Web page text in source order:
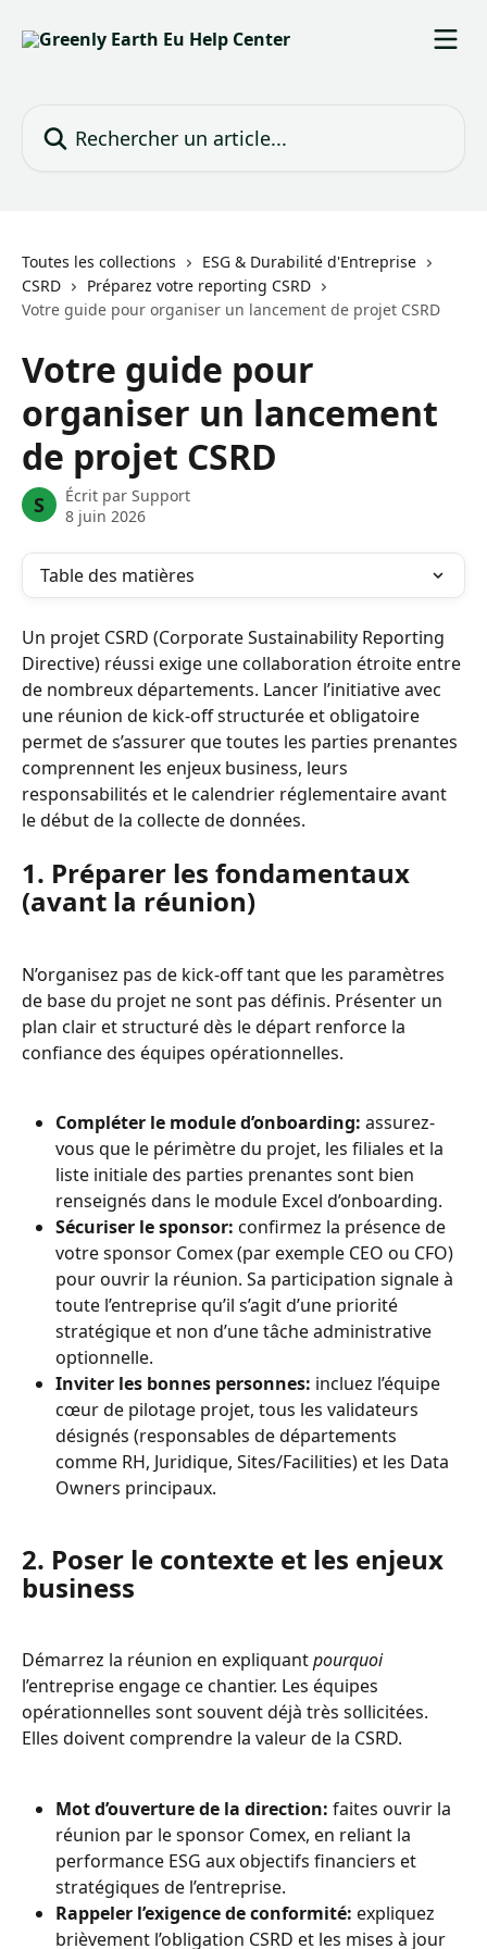
Toutes les collections
ESG & Durabilité d'Entreprise
CSRD
Préparez votre reporting CSRD
Votre guide pour organiser un lancement de projet CSRD
Votre guide pour
organiser un lancement
de projet CSRD
S Écrit par Support
8 juin 2026
Table des matières
Un projet CSRD (Corporate Sustainability Reporting
Directive) réussi exige une collaboration étroite entre
de nombreux départements. Lancer l’initiative avec
une réunion de kick-off structurée et obligatoire
permet de s’assurer que toutes les parties prenantes
comprennent les enjeux business, leurs
responsabilités et le calendrier réglementaire avant
le début de la collecte de données.
1. Préparer les fondamentaux
(avant la réunion)
N’organisez pas de kick-off tant que les paramètres
de base du projet ne sont pas définis. Présenter un
plan clair et structuré dès le départ renforce la
confiance des équipes opérationnelles.
Compléter le module d’onboarding: assurez-
vous que le périmètre du projet, les filiales et la
liste initiale des parties prenantes sont bien
renseignés dans le module Excel d’onboarding.
Sécuriser le sponsor: confirmez la présence de
votre sponsor Comex (par exemple CEO ou CFO)
pour ouvrir la réunion. Sa participation signale à
toute l’entreprise qu’il s’agit d’une priorité
stratégique et non d’une tâche administrative
optionnelle.
Inviter les bonnes personnes: incluez l’équipe
cœur de pilotage projet, tous les validateurs
désignés (responsables de départements
comme RH, Juridique, Sites/Facilities) et les Data
Owners principaux.
2. Poser le contexte et les enjeux
business
Démarrez la réunion en expliquant pourquoi
l’entreprise engage ce chantier. Les équipes
opérationnelles sont souvent déjà très sollicitées.
Elles doivent comprendre la valeur de la CSRD.
Mot d’ouverture de la direction: faites ouvrir la
réunion par le sponsor Comex, en reliant la
performance ESG aux objectifs financiers et
stratégiques de l’entreprise.
Rappeler l’exigence de conformité: expliquez
brièvement l’obligation CSRD et les mises à jour